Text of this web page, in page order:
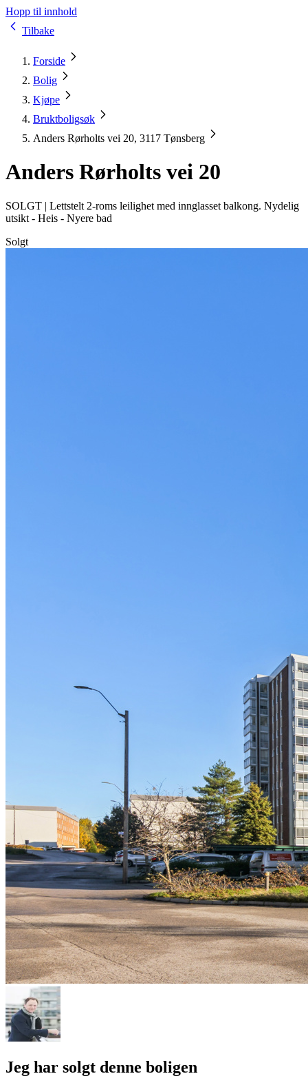
Hopp til innhold
Tilbake
Forside
Bolig
Kjøpe
Bruktboligsøk
Anders Rørholts vei 20, 3117 Tønsberg
Anders Rørholts vei 20
SOLGT | Lettstelt 2-roms leilighet med innglasset balkong. Nydelig
utsikt - Heis - Nyere bad
Solgt
Jeg har solgt denne boligen